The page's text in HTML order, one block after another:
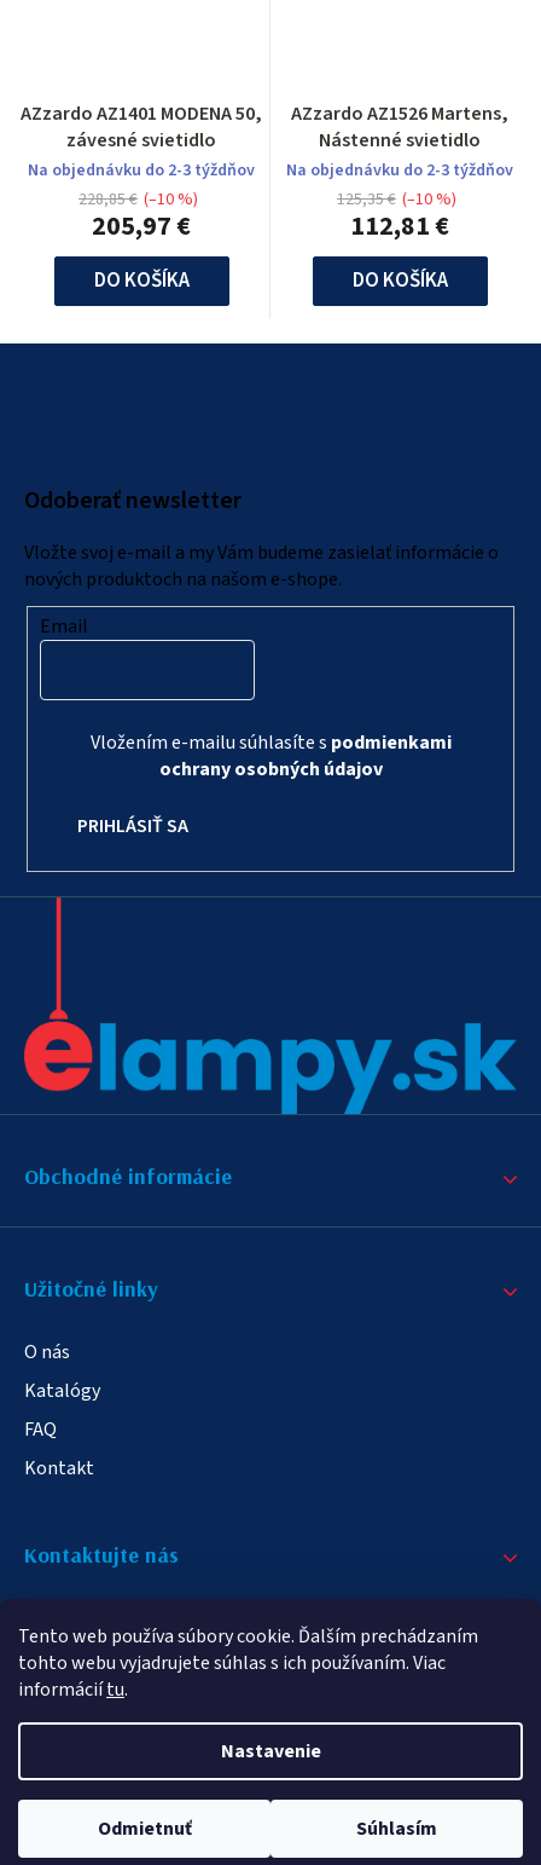
Tento web používa súbory cookie. Ďalším prechádzaním
tohto webu vyjadrujete súhlas s ich používaním. Viac
informáciítu.
Nastavenie
Odmietnuť Súhlasím
AZzardo AZ1401 MODENA 50,
závesné svietidlo
Na objednávku do 2-3 týždňov
205,97 €
228,85 € (–10 %)
DO KOŠÍKA
AZzardo AZ1526 Martens,
Nástenné svietidlo
Na objednávku do 2-3 týždňov
112,81 €
125,35 € (–10 %)
DO KOŠÍKA
Odoberať newsletter
Vložte svoj e-mail a my Vám budeme zasielať informácie o
nových produktoch na našom e-shope.
Email
Vložením e-mailu súhlasíte s podmienkami
ochrany osobných údajov
PRIHLÁSIŤ SA
Obchodné informácie
Užitočné linky
O nás
Katalógy
FAQ
Kontakt
Kontaktujte nás
info@elampa.sk
Vytvoril Shoptet Premium
elampy.sk. Všetky práva vyhradené.